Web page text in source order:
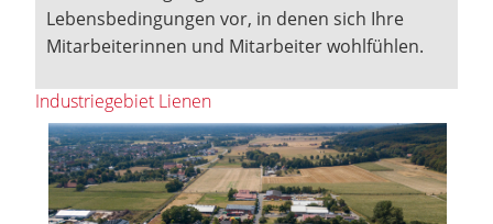
Lebensbedingungen vor, in denen sich Ihre
Mitarbeiterinnen und Mitarbeiter wohlfühlen.
Industriegebiet Lienen